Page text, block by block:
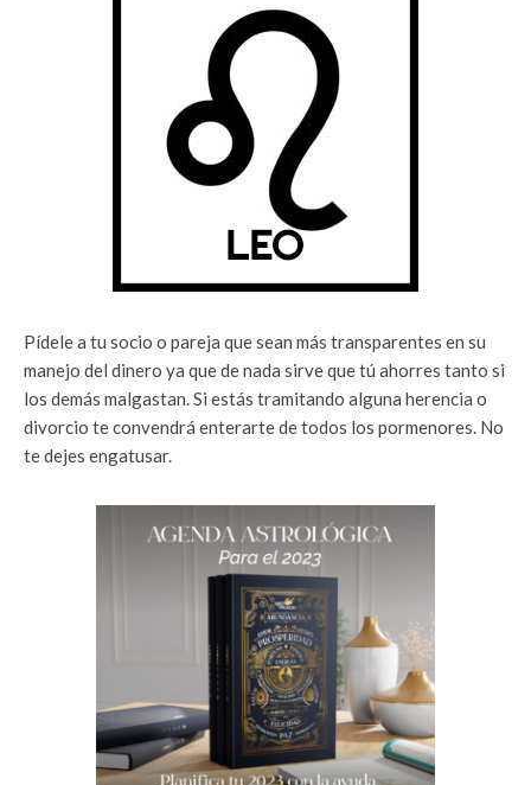
Pídele a tu socio o pareja que sean más transparentes en su
manejo del dinero ya que de nada sirve que tú ahorres tanto si
los demás malgastan. Si estás tramitando alguna herencia o
divorcio te convendrá enterarte de todos los pormenores. No
te dejes engatusar.